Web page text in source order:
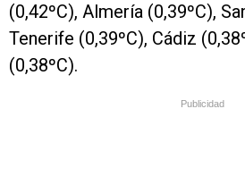
(0,42ºC), Almería (0,39ºC),
Tenerife (0,39ºC), Cádiz
(0,38ºC).
Publicidad